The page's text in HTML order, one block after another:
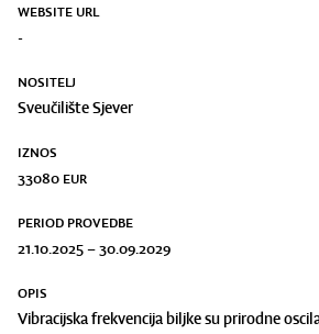
WEBSITE URL
-
NOSITELJ
Sveučilište Sjever
IZNOS
33080 eur
PERIOD PROVEDBE
21.10.2025 – 30.09.2029
OPIS
Vibracijska frekvencija biljke su prirodne